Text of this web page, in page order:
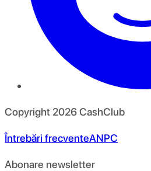
Copyright 2026CashClub
Întrebări frecventeANPC
Abonare newsletter